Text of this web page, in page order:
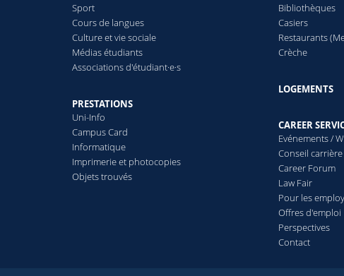
Sport
Cours de langues
Culture et vie sociale
Médias étudiants
Associations d'étudiant·e·s
PRESTATIONS
Uni-Info
Campus Card
Informatique
Imprimerie et photocopies
Objets trouvés
Bibliothèques
Casiers
Restaurants
Crèche
LOGEMENTS
CAREER
Evénements /
Conseil carrière
Career Forum
Law Fair
Pour les
Offres d'emploi
Perspectives
Contact